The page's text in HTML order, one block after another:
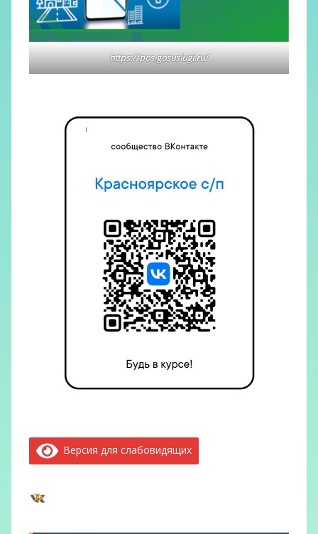
https://pos.gosuslugi.ru/
Версия для слабовидящих
ВКонтакте